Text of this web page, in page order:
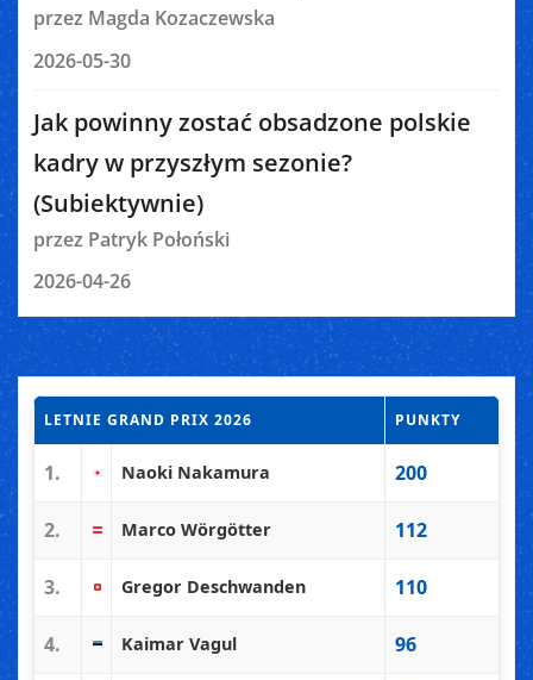
przez Magda Kozaczewska
2026-05-30
Jak powinny zostać obsadzone polskie
kadry w przyszłym sezonie?
(Subiektywnie)
przez Patryk Połoński
2026-04-26
LETNIE GRAND PRIX 2026 PUNKTY
1. Naoki Nakamura 200
2. Marco Wörgötter 112
3. Gregor Deschwanden 110
4. Kaimar Vagul 96